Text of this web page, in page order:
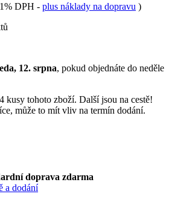
DPH - plus náklady na dopravu )
12. srpna, pokud objednáte do neděle
kusy tohoto zboží. Další jsou na cestě!
může to mít vliv na termín dodání.
doprava zdarma
a dodání